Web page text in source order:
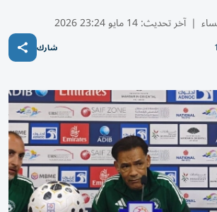
| آخر تحديث:14 مايو 23:24 2026
شارك